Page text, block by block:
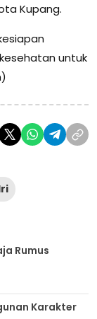
Kupang.
untuk
Rumus
Karakter